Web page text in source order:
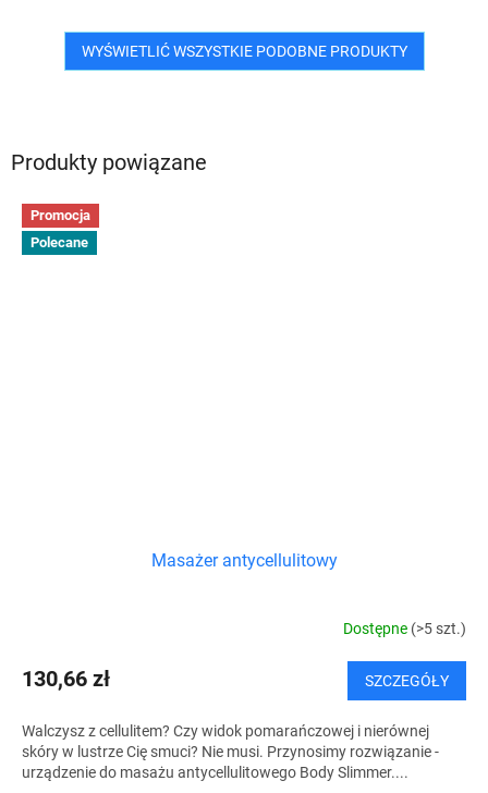
Produkty powiązane
Promocja
Polecane
Masażer antycellulitowy
Dostępne (>5 szt.)
130,66 zł SZCZEGÓŁY
Walczysz z cellulitem? Czy widok pomarańczowej i nierównej
skóry w lustrze Cię smuci? Nie musi. Przynosimy rozwiązanie -
urządzenie do masażu antycellulitowego Body Slimmer....
WYŚWIETLIĆ WSZYSTKIE PODOBNE PRODUKTY